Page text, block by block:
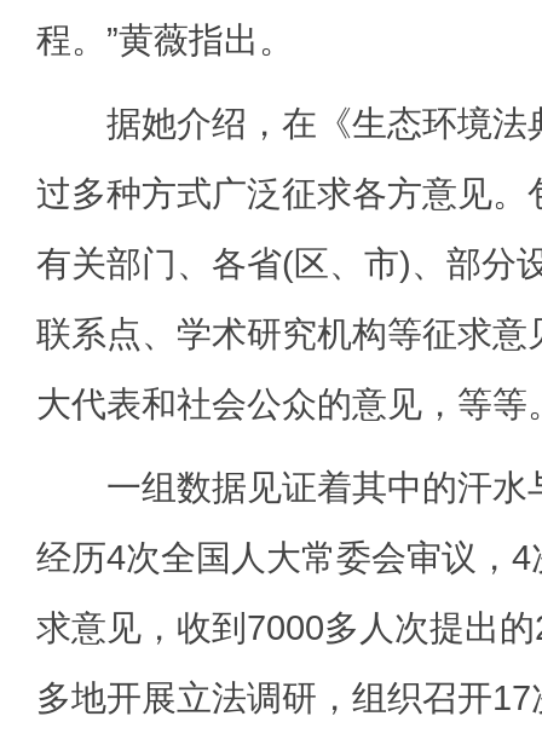
程。”黄薇指出。
据她介绍，在《生态环境法
过多种方式广泛征求各方意见。
有关部门、各省(区、市)、部分
联系点、学术研究机构等征求意
大代表和社会公众的意见，等等
一组数据见证着其中的汗水
经历4次全国人大常委会审议，
求意见，收到7000多人次提出
多地开展立法调研，组织召开